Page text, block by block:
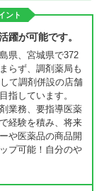
ント
躍が可能です。
県、宮城県で372
らず、調剤薬局も
て調剤併設の店舗
指しています。
業務、要指導医薬
経験を積み、将来
や医薬品の商品開
プ可能！自分のや